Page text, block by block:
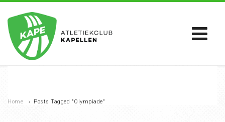
Home › Posts Tagged "Olympiade"